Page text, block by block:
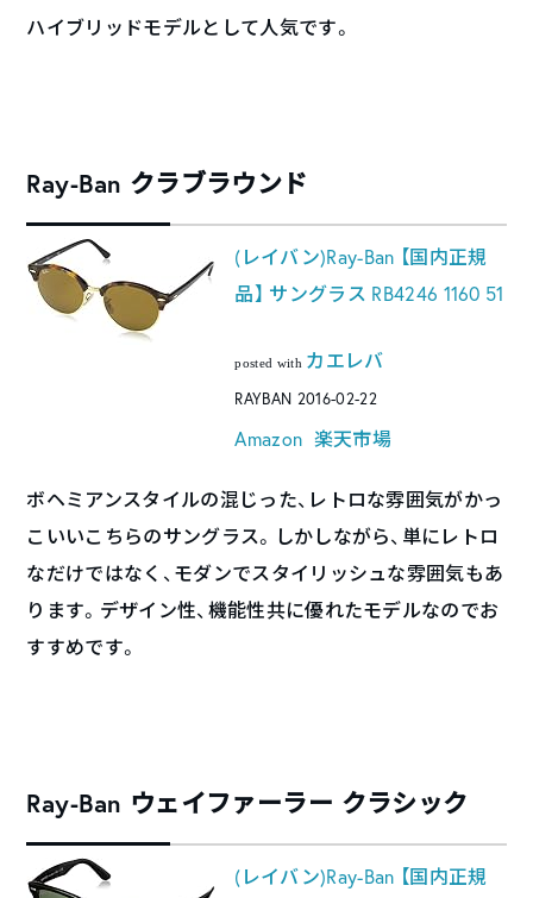
ハイブリッドモデルとして人気です。
Ray-Ban クラブラウンド
(レイバン)Ray-Ban 【国内正規
品】 サングラス RB4246 1160 51
posted with カエレバ
RAYBAN 2016-02-22
Amazon 楽天市場
ボヘミアンスタイルの混じった、レトロな雰囲気がかっ
こいいこちらのサングラス。しかしながら、単にレトロ
なだけではなく、モダンでスタイリッシュな雰囲気もあ
ります。デザイン性、機能性共に優れたモデルなのでお
すすめです。
Ray-Ban ウェイファーラー クラシック
(レイバン)Ray-Ban 【国内正規